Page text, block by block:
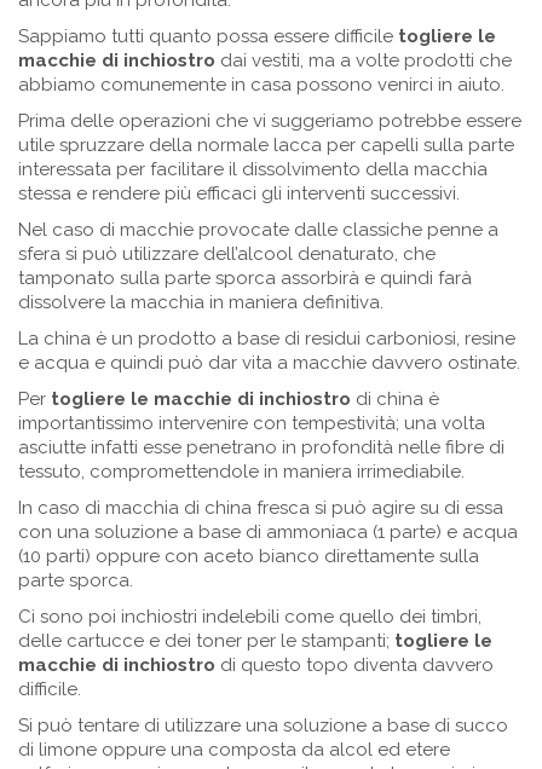
Sappiamo tutti quanto possa essere difficile togliere le
macchie di inchiostro dai vestiti, ma a volte prodotti che
abbiamo comunemente in casa possono venirci in aiuto.
Prima delle operazioni che vi suggeriamo potrebbe essere
utile spruzzare della normale lacca per capelli sulla parte
interessata per facilitare il dissolvimento della macchia
stessa e rendere più efficaci gli interventi successivi.
Nel caso di macchie provocate dalle classiche penne a
sfera si può utilizzare dell’alcool denaturato, che
tamponato sulla parte sporca assorbirà e quindi farà
dissolvere la macchia in maniera definitiva.
La china è un prodotto a base di residui carboniosi, resine
e acqua e quindi può dar vita a macchie davvero ostinate.
Per togliere le macchie di inchiostro di china è
importantissimo intervenire con tempestività; una volta
asciutte infatti esse penetrano in profondità nelle fibre di
tessuto, compromettendole in maniera irrimediabile.
In caso di macchia di china fresca si può agire su di essa
con una soluzione a base di ammoniaca (1 parte) e acqua
(10 parti) oppure con aceto bianco direttamente sulla
parte sporca.
Ci sono poi inchiostri indelebili come quello dei timbri,
delle cartucce e dei toner per le stampanti; togliere le
macchie di inchiostro di questo topo diventa davvero
difficile.
Si può tentare di utilizzare una soluzione a base di succo
di limone oppure una composta da alcol ed etere